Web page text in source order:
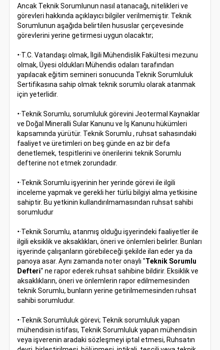
Ancak Teknik Sorumlunun nasıl atanacağı, nitelikleri ve
görevleri hakkında açıklayıcı bilgiler verilmemiştir. Teknik
Sorumlunun aşağıda belirtilen hususlar çerçevesinde
görevlerini yerine getirmesi uygun olacaktır;
•·T.C. Vatandaşı olmak, İlgili Mühendislik Fakültesi mezunu
olmak, Üyesi oldukları Mühendis odaları tarafından
yapılacak eğitim semineri sonucunda Teknik Sorumluluk
Sertifikasına sahip olmak teknik sorumlu olarak atanmak
için yeterlidir.
•·Teknik Sorumlu, sorumluluk görevini Jeotermal Kaynaklar
ve Doğal Mineralli Sular Kanunu ve İş Kanunu hükümleri
kapsamında yürütür. Teknik Sorumlu , ruhsat sahasındaki
faaliyet ve üretimleri on beş günde en az bir defa
denetlemek, tespitlerini ve önerilerini teknik Sorumlu
defterine not etmek zorundadır.
•·Teknik Sorumlu işyerinin her yerinde görevi ile ilgili
inceleme yapmak ve gerekli her türlü bilgiyi alma yetkisine
sahiptir. Bu yetkinin kullandırılmamasından ruhsat sahibi
sorumludur
•·Teknik Sorumlu, atanmış olduğu işyerindeki faaliyetler ile
ilgili eksiklik ve aksaklıkları, öneri ve önlemleri belirler. Bunları
işyerinde çalışanların görebileceği şekilde ilan eder ya da
panoya asar. Aynı zamanda noter onaylı "Teknik Sorumlu
Defteri" ne rapor ederek ruhsat sahibine bildirir. Eksiklik ve
aksaklıkların, öneri ve önlemlerin rapor edilmemesinden
teknik Sorumlu, bunların yerine getirilmemesinden ruhsat
sahibi sorumludur.
•·Teknik Sorumluluk görevi; Teknik sorumluluk yapan
mühendisin istifası, Teknik Sorumluluk yapan mühendisin
veya işverenin aradaki sözleşmeyi iptal etmesi, Ruhsatın